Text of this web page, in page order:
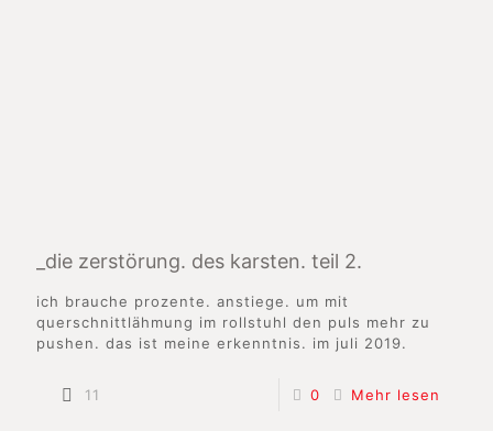
_die zerstörung. des karsten. teil 2.
ich brauche prozente. anstiege. um mit
querschnittlähmung im rollstuhl den puls mehr zu
pushen. das ist meine erkenntnis. im juli 2019.
11 0 Mehr lesen